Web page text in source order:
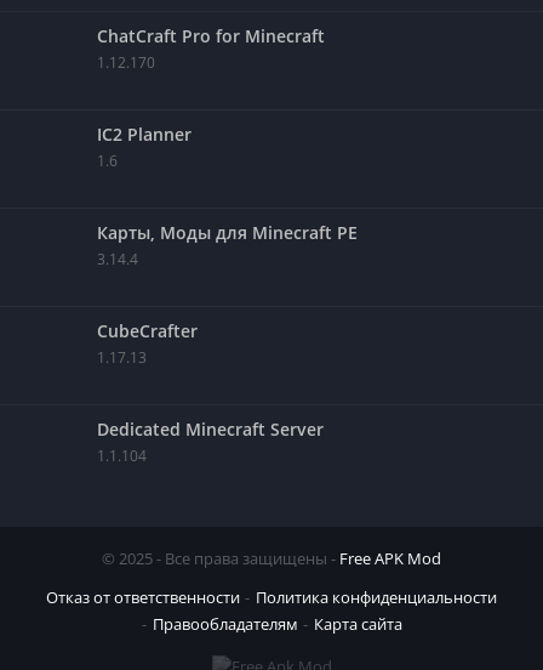
ChatCraft Pro for Minecraft
1.12.170
IC2 Planner
1.6
Карты, Моды для Minecraft PE
3.14.4
CubeCrafter
1.17.13
Dedicated Minecraft Server
1.1.104
© 2025 - Все права защищены - Free APK Mod
Отказ от ответственности
Политика конфиденциальности
Правообладателям
Карта сайта